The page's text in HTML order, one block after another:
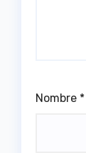
Nombre *